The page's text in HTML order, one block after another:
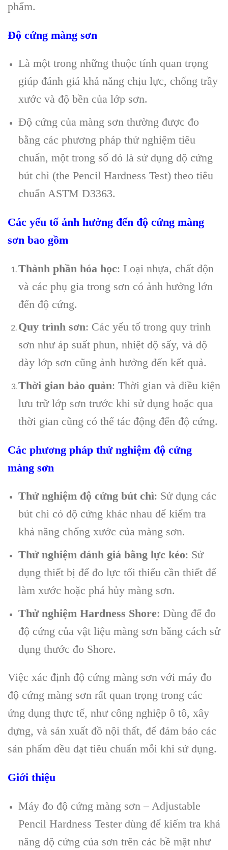
phẩm.
Độ cứng màng sơn
Là một trong những thuộc tính quan trọng
giúp đánh giá khả năng chịu lực, chống trầy
xước và độ bền của lớp sơn.
Độ cứng của màng sơn thường được đo
bằng các phương pháp thử nghiệm tiêu
chuẩn, một trong số đó là sử dụng độ cứng
bút chì (the Pencil Hardness Test) theo tiêu
chuẩn ASTM D3363.
Các yếu tố ảnh hưởng đến độ cứng màng
sơn bao gồm
Thành phần hóa học: Loại nhựa, chất độn
và các phụ gia trong sơn có ảnh hưởng lớn
đến độ cứng.
Quy trình sơn: Các yếu tố trong quy trình
sơn như áp suất phun, nhiệt độ sấy, và độ
dày lớp sơn cũng ảnh hưởng đến kết quả.
Thời gian bảo quản: Thời gian và điều kiện
lưu trữ lớp sơn trước khi sử dụng hoặc qua
thời gian cũng có thể tác động đến độ cứng.
Các phương pháp thử nghiệm độ cứng
màng sơn
Thử nghiệm độ cứng bút chì: Sử dụng các
bút chì có độ cứng khác nhau để kiểm tra
khả năng chống xước của màng sơn.
Thử nghiệm đánh giá bằng lực kéo: Sử
dụng thiết bị để đo lực tối thiểu cần thiết để
làm xước hoặc phá hủy màng sơn.
Thử nghiệm Hardness Shore: Dùng để đo
độ cứng của vật liệu màng sơn bằng cách sử
dụng thước đo Shore.
Việc xác định độ cứng màng sơn với máy đo
độ cứng màng sơn rất quan trọng trong các
ứng dụng thực tế, như công nghiệp ô tô, xây
dựng, và sản xuất đồ nội thất, để đảm bảo các
sản phẩm đều đạt tiêu chuẩn mỗi khi sử dụng.
Giới thiệu
Máy đo độ cứng màng sơn – Adjustable
Pencil Hardness Tester dùng để kiếm tra khả
năng độ cứng của sơn trên các bề mặt như